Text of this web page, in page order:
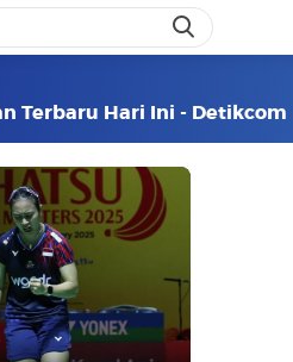
Terbaru Hari Ini - Detikcom